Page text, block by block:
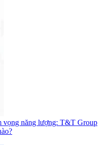
vọng năng lượng: T&T Group